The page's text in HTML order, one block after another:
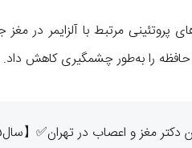
مرتبط با آلزایمر در مغز
را به‌طور چشمگیری کاهش داد.